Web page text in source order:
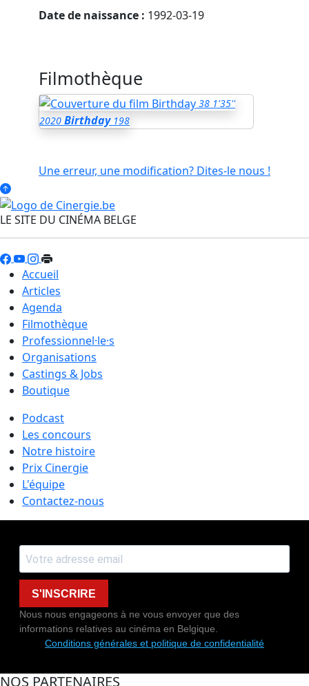
Date de naissance : 1992-03-19
Filmothèque
38 1'35''
2020 Birthday 198
Une erreur, une modification? Dites-le nous !
LE SITE DU CINÉMA BELGE
Accueil
Articles
Agenda
Filmothèque
Professionnel·le·s
Organisations
Castings & Jobs
Boutique
Podcast
Les concours
Notre histoire
Prix Cinergie
L'équipe
Contactez-nous
S'INSCRIRE
Nous nous engageons à ne vous envoyer que des
informations relatives au cinéma en Belgique.
Conditions générales et politique de confidentialité
NOS PARTENAIRES